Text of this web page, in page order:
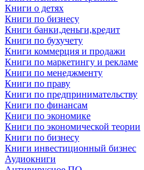
Книги о детях
Книги по бизнесу
Книги банки,деньги,кредит
Книги по бухучету
Книги коммерция и продажи
Книги по маркетингу и рекламе
Книги по менеджменту
Книги по праву
Книги по предпринимательству
Книги по финансам
Книги по экономике
Книги по экономической теории
Книги по бизнесу
Книги инвестиционный бизнес
Аудиокниги